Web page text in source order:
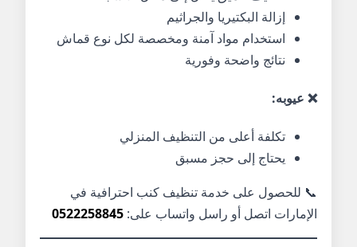
إزالة البكتيريا والجراثيم
استخدام مواد آمنة ومخصصة لكل نوع قماش
نتائج واضحة وفورية
❌ عيوبه:
تكلفة أعلى من التنظيف المنزلي
يحتاج إلى حجز مسبق
📞 للحصول على خدمة تنظيف كنب احترافية في
الإمارات اتصل أو راسل واتساب على: 0522258845